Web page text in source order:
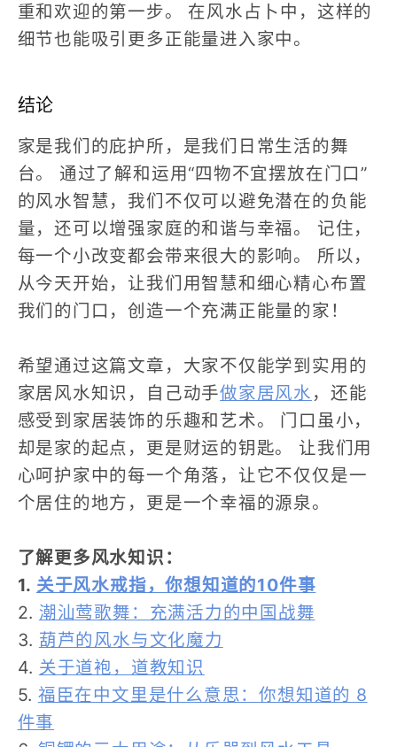
重和欢迎的第一步。
在风水占卜中，这样的
细节也能吸引更多正能量进入家中。
结论
家是我们的庇护所，是我们日常生活的舞
台。
通过了解和运用“四物不宜摆放在门口”
的风水智慧，我们不仅可以避免潜在的负能
量，还可以增强家庭的和谐与幸福。
记住，
每一个小改变都会带来很大的影响。
所以，
从今天开始，让我们用智慧和细心精心布置
我们的门口，创造一个充满正能量的家！
希望通过这篇文章，大家不仅能学到实用的
家居风水知识，自己动手做家居风水 ，还能
感受到家居装饰的乐趣和艺术。
门口虽小，
却是家的起点，更是财运的钥匙。
让我们用
心呵护家中的每一个角落，让它不仅仅是一
个居住的地方，更是一个幸福的源泉。
了解更多风水知识：
1. 关于风水戒指，你想知道的10件事
2. 潮汕莺歌舞：充满活力的中国战舞
3. 葫芦的风水与文化魔力
4. 关于道袍，道教知识
5. 福臣在中文里是什么意思：你想知道的 8
件事